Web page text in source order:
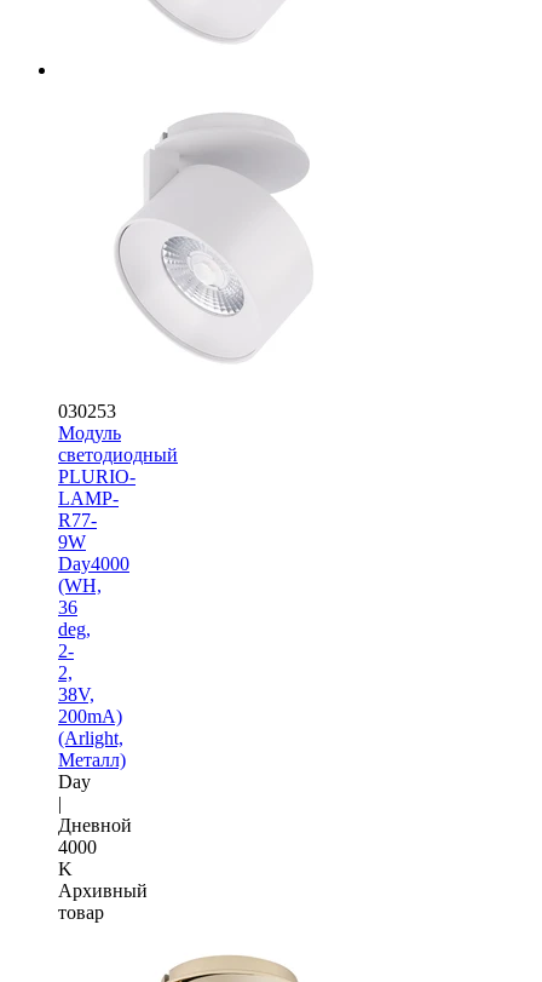
030253
Модуль
светодиодный
PLURIO-
LAMP-
R77-
9W
Day4000
(WH,
36
deg,
2-
2,
38V,
200mA)
(Arlight,
Металл)
Day
|
Дневной
4000
K
Архивный
товар